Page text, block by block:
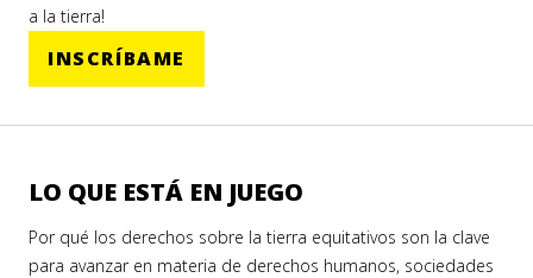
a la tierra!
INSCRÍBAME
LO QUE ESTÁ EN JUEGO
Por qué los derechos sobre la tierra equitativos son la clave
para avanzar en materia de derechos humanos, sociedades